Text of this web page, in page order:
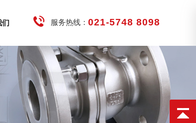
服务热线： 021-5748 8098
们